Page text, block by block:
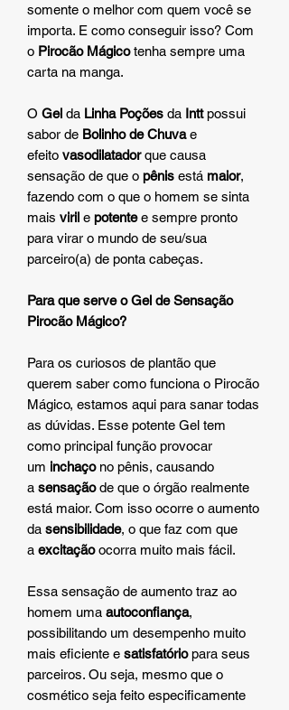
somente o melhor com quem você se
importa. E como conseguir isso? Com
o Pirocão Mágicotenha sempre uma
carta na manga.
O Gel da Linha Poções da Inttpossui
sabor de Bolinho de Chuvae
efeito vasodilatadorque causa
sensação de que o pênis está maior,
fazendo com o que o homem se sinta
mais viril e potentee sempre pronto
para virar o mundo de seu/sua
parceiro(a) de ponta cabeças.
Para que serve o Gel de Sensação
Pirocão Mágico?
Para os curiosos de plantão que
querem saber como funciona o Pirocão
Mágico, estamos aqui para sanar todas
as dúvidas. Esse potente Gel tem
como principal função provocar
um inchaço no pênis, causando
a sensaçãode que o órgão realmente
está maior. Com isso ocorre o aumento
da sensibilidade, o que faz com que
a excitaçãoocorra muito mais fácil.
Essa sensação de aumento traz ao
homem uma autoconfiança,
possibilitando um desempenho muito
mais eficiente e satisfatóriopara seus
parceiros. Ou seja, mesmo que o
cosmético seja feito especificamente